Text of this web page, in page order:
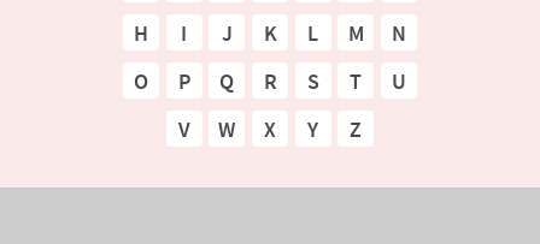
H
I J K L M
N
O
P Q R S T
U
V
W X Y Z